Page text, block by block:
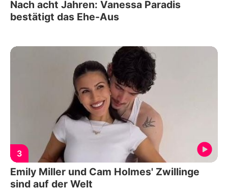
Nach acht Jahren: Vanessa Paradis
bestätigt das Ehe-Aus
3
Emily Miller und Cam Holmes' Zwillinge
sind auf der Welt